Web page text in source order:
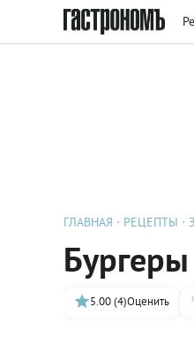
ГЛАВНАЯ РЕЦЕПТЫ
5.00 (4)Оценить